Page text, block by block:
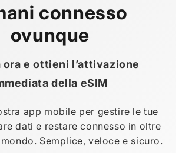
connesso
ovunque
ora e ottieni l’attivazione
della eSIM
app mobile per gestire le tue
dati e restare connesso in oltre
Semplice, veloce e sicuro.